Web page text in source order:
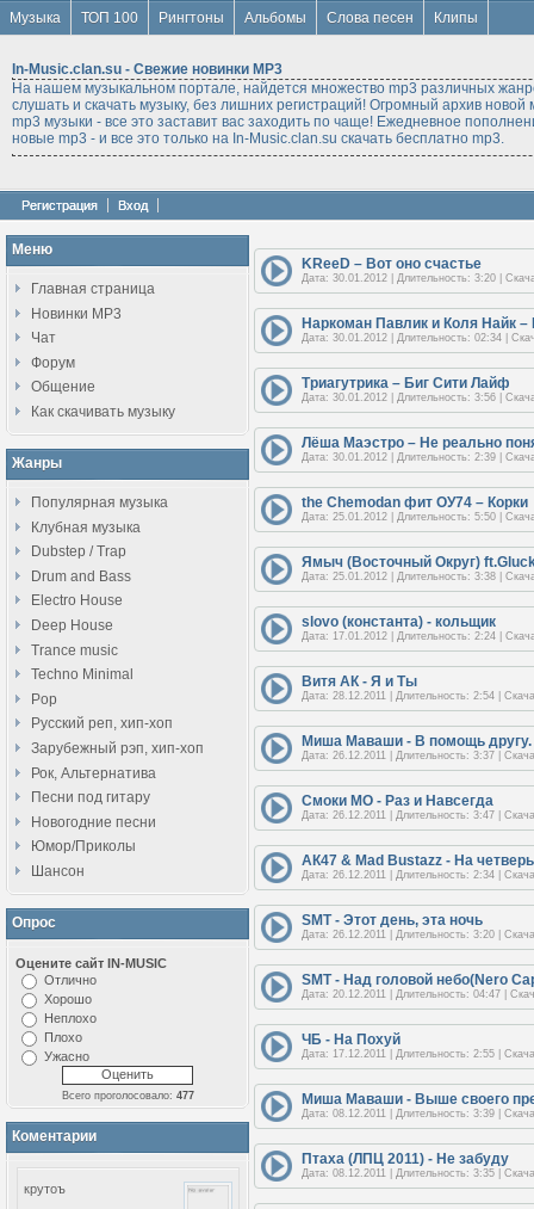
Музыка ТОП 100 Рингтоны Альбомы Слова песен Клипы
In-Music.clan.su - Свежие новинки MP3
На нашем музыкальном портале, найдется множество mp3 различных
слушать и скачать музыку, без лишних регистраций! Огромный архив новой
mp3 музыки - все это заставит вас заходить по чаще! Ежедневное
новые mp3 - и все это только на In-Music.clan.su скачать бесплатно mp3.
Регистрация Вход
Меню
Главная страница
Новинки MP3
Чат
Форум
Общение
Как скачивать музыку
Жанры
Популярная музыка
Клубная музыка
Dubstep / Trap
Drum and Bass
Electro House
Deep House
Trance music
Techno Minimal
Pop
Русский реп, хип-хоп
Зарубежный рэп, хип-хоп
Рок, Альтернатива
Песни под гитару
Новогодние песни
Юмор/Приколы
Шансон
Опрос
Оцените сайт IN-MUSIC
Отлично
Хорошо
Неплохо
Плохо
Ужасно
Всего проголосовало: 477
Коментарии
крутоъ
KReeD – Вот оно счастье
Дата: 30.01.2012 | Длительность: 3:20 |
Наркоман Павлик и Коля Найк –
Дата: 30.01.2012 | Длительность: 02:34 |
Триагутрика – Биг Сити Лайф
Дата: 30.01.2012 | Длительность: 3:56 |
Лёша Маэстро – Не реально
Дата: 30.01.2012 | Длительность: 2:39 |
the Chemodan фит ОУ74 – Корки
Дата: 25.01.2012 | Длительность: 5:50 |
Ямыч (Восточный Округ)
Дата: 25.01.2012 | Длительность: 3:38 |
slovo (константа) - кольщик
Дата: 17.01.2012 | Длительность: 2:24 |
Витя АК - Я и Ты
Дата: 28.12.2011 | Длительность: 2:54 |
Миша Маваши - В помощь
Дата: 26.12.2011 | Длительность: 3:37 |
Смоки МО - Раз и Навсегда
Дата: 26.12.2011 | Длительность: 3:47 |
АК47 & Mad Bustazz - На
Дата: 26.12.2011 | Длительность: 2:34 |
SMT - Этот день, эта ночь
Дата: 26.12.2011 | Длительность: 3:20 |
SMT - Над головой небо(Nero
Дата: 20.12.2011 | Длительность: 04:47 |
ЧБ - На Похуй
Дата: 17.12.2011 | Длительность: 2:55 |
Миша Маваши - Выше своего
Дата: 08.12.2011 | Длительность: 3:39 |
Птаха (ЛПЦ 2011) - Не забуду
Дата: 08.12.2011 | Длительность: 3:35 |